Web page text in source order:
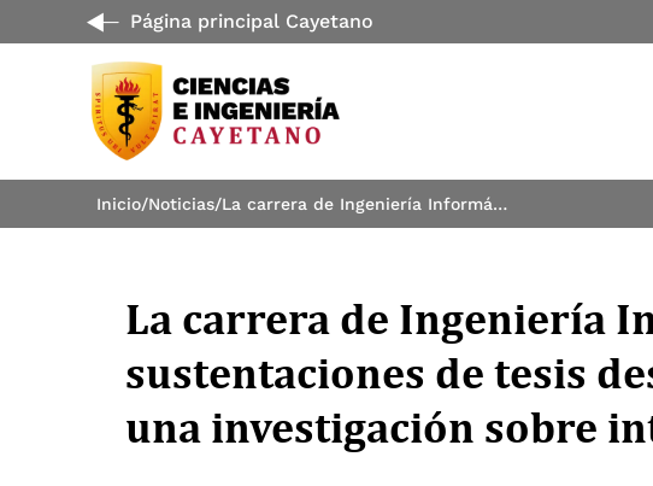
Página principal Cayetano
Inicio/Noticias/ La carrera de Ingeniería Informática retoma las sustentaciones de tesis después de 13 años con una investigación sobre inteligencia artificial.
La carrera de Ingeniería
sustentaciones de tesis
una investigación sobre